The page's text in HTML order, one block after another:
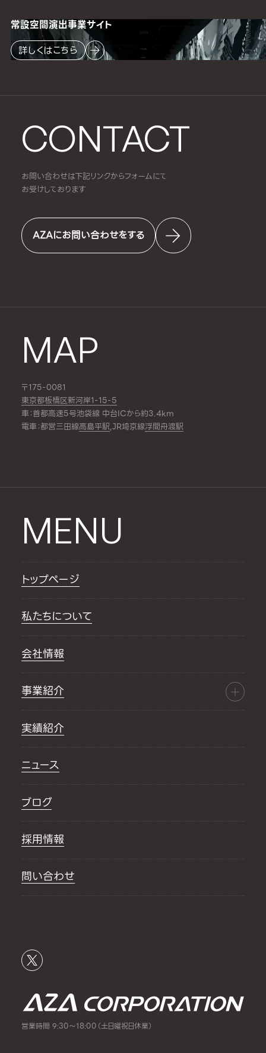
CONTACT
お問い合わせは下記リンクからフォームにて
お受けしております
AZAにお問い合わせをする
MAP
〒175-0081
東京都板橋区新河岸1-15-5
車：首都高速5号池袋線 中台ICから約3.4km
電車：都営三田線高島平駅,JR埼京線浮間舟渡駅
常設空間演出事業サイト
詳しくはこちら
MENU
トップページ
私たちについて
会社情報
事業紹介
実績紹介
ニュース
ブログ
採用情報
問い合わせ
営業時間 9:30～18:00（土日曜祝日休業）